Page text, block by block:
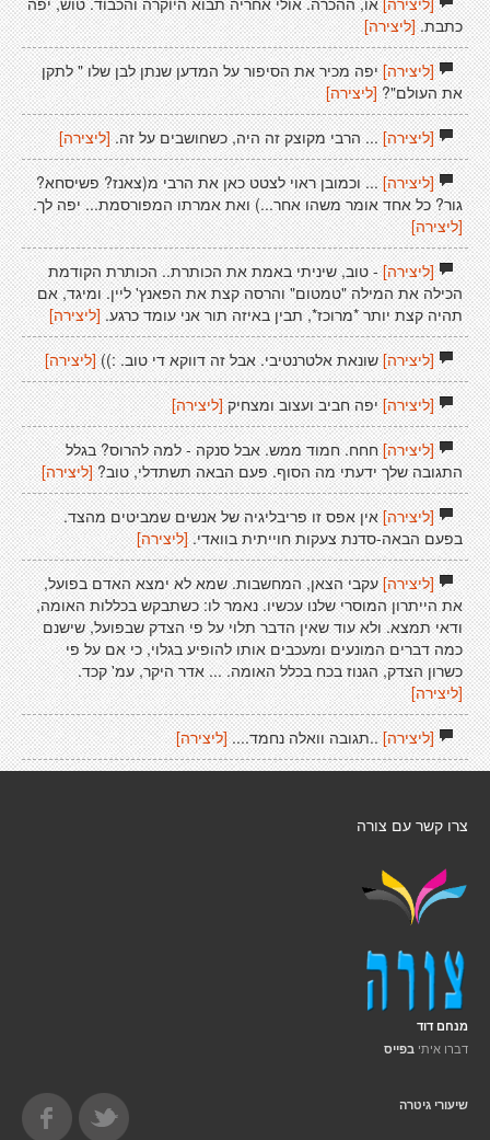
כתבת.[ליצירה]
[ליצירה]יפה מכיר את הסיפור על המדען שנתן לבן שלו " לתקן
את העולם"? [ליצירה]
[ליצירה]... הרבי מקוצק זה היה, כשחושבים על זה. [ליצירה]
[ליצירה]... וכמובן ראוי לצטט כאן את הרבי מ(צאנז? פשיסחא?
גור? כל אחד אומר משהו אחר...) ואת אמרתו המפורסמת... יפה לך.
[ליצירה]
[ליצירה]- טוב, שיניתי באמת את הכותרת.. הכותרת הקודמת
הכילה את המילה "טמטום" והרסה קצת את הפאנץ' ליין. ומיגד, אם
תהיה קצת יותר *מרוכז*, תבין באיזה תור אני עומד כרגע. [ליצירה]
[ליצירה]שונאת אלטרנטיבי. אבל זה דווקא די טוב. :)) [ליצירה]
[ליצירה]יפה חביב ועצוב ומצחיק [ליצירה]
[ליצירה]חחח. חמוד ממש. אבל סנקה - למה להרוס? בגלל
התגובה שלך ידעתי מה הסוף. פעם הבאה תשתדלי, טוב? [ליצירה]
[ליצירה]אין אפס זו פריבליגיה של אנשים שמביטים מהצד.
בפעם הבאה-סדנת צעקות חוייתית בוואדי.[ליצירה]
[ליצירה]עקבי הצאן, המחשבות. שמא לא ימצא האדם בפועל,
את הייתרון המוסרי שלנו עכשיו. נאמר לו: כשתבקש בכללות האומה,
ודאי תמצא. ולא עוד שאין הדבר תלוי על פי הצדק שבפועל, שישנם
כמה דברים המונעים ומעכבים אותו להופיע בגלוי, כי אם על פי
כשרון הצדק, הגנוז בכח בכלל האומה. ... אדר היקר, עמ' קכד.
[ליצירה]
[ליצירה]..תגובה וואלה נחמד.... [ליצירה]
צרו קשר עם צורה
מנחם דוד
דברו איתי בפייס
שיעורי גיטרה